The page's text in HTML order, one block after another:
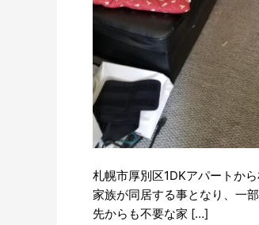
札幌市厚別区1DKアパートか
家族が同居する事となり、一
先からも不要な家 […]
幌
別
区
5LDK
一
軒
引
越
し・